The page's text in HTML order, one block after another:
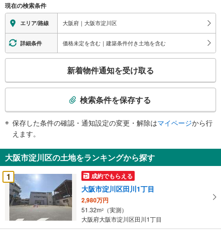
現在の検索条件
エリア/路線 大阪府｜大阪市淀川区
詳細条件 価格未定を含む｜建築条件付き土地を含む
検
知
を
受
け
取
る
新着物件通知を受け取る
検索条件を保存する
保存した条件の確認・通知設定の変更・解除はマイページから行
えます。
大阪市淀川区の土地をランキングから探す
1
成約でもらえる
大阪市淀川区田川1丁目
2,980万円
51.32m2
（実測）
大阪府大阪市淀川区田川1丁目